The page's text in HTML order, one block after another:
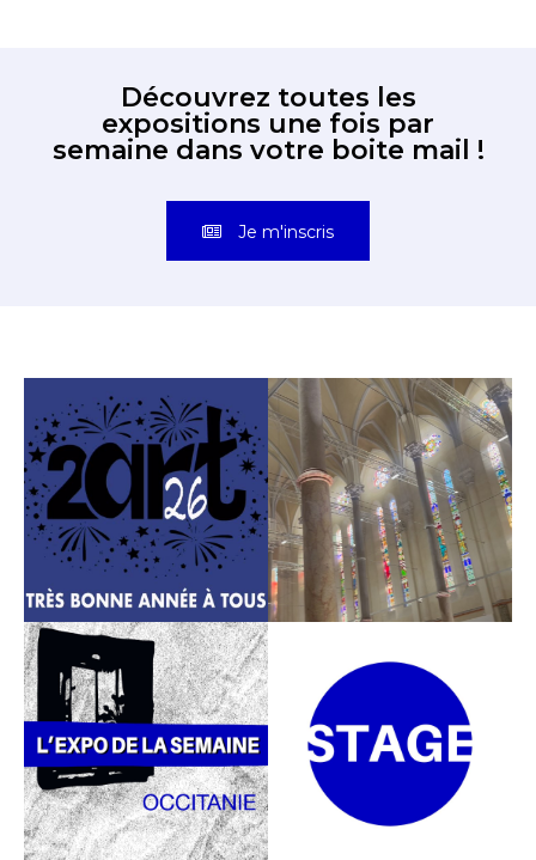
Découvrez toutes les
expositions une fois par
semaine dans votre boite mail !
Je m'inscris